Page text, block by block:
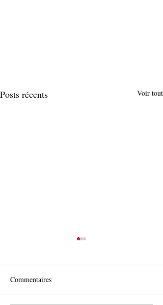
Posts récents Voir tout
Commentaires